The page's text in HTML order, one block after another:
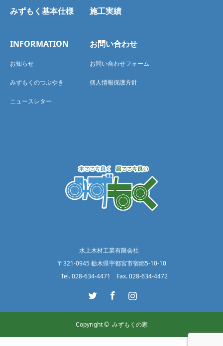
みずもく基本仕様 施工実績
INFORMATION
お知らせ
みずもくのつぶやき
ニュースレター
お問い合わせ
お問い合わせフォーム
個人情報保護方針
水上木材工業有限会社
〒321-0945 栃木県宇都宮市宿郷5-10-10
Tel. 028-634-4471 Fax. 028-634-4472
Copyright © みずもくの家